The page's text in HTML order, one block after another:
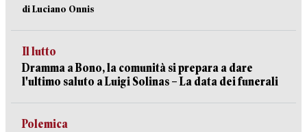
di Luciano Onnis
Il lutto
Dramma a Bono, la comunità si prepara a dare
l'ultimo saluto a Luigi Solinas – La data dei funerali
Polemica